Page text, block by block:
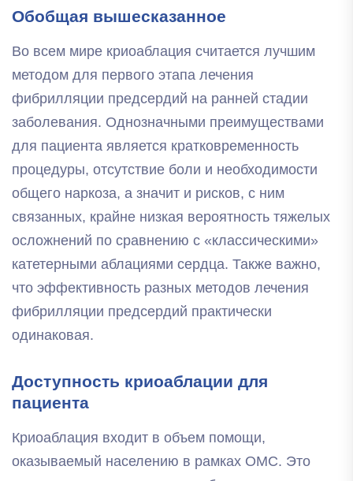
Обобщая вышесказанное
Во всем мире криоаблация считается лучшим
методом для первого этапа лечения
фибрилляции предсердий на ранней стадии
заболевания. Однозначными преимуществами
для пациента является кратковременность
процедуры, отсутствие боли и необходимости
общего наркоза, а значит и рисков, с ним
связанных, крайне низкая вероятность тяжелых
осложнений по сравнению с «классическими»
катетерными аблациями сердца. Также важно,
что эффективность разных методов лечения
фибрилляции предсердий практически
одинаковая.
Доступность криоаблации для
пациента
Криоаблация входит в объем помощи,
оказываемый населению в рамках ОМС. Это